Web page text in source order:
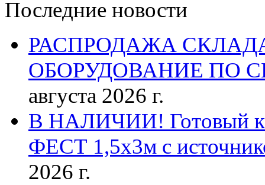
Последние новости
РАСПРОДАЖА
ОБОРУДОВАНИЕ ПО
августа 2026 г.
В НАЛИЧИИ! Готовый к
ФЕСТ 1,5х3м с
2026 г.